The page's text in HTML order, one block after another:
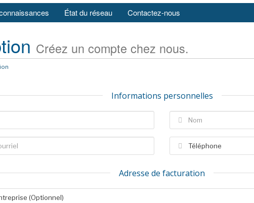
État du réseau Contactez-nous
Créez un compte chez nous.
Informations personnelles
Adresse de facturation